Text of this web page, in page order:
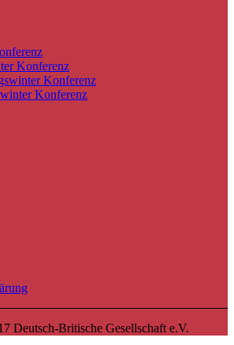
Konferenz
Konferenz
Konferenz
Deutsch-Britische Gesellschaft e.V.